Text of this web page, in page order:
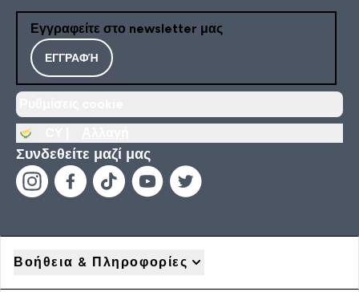
Εγγραφείτε στο newsletter μας
ΕΓΓΡΑΦΉ
Συνδεθείτε μαζί μας
Βοήθεια & Πληροφορίες